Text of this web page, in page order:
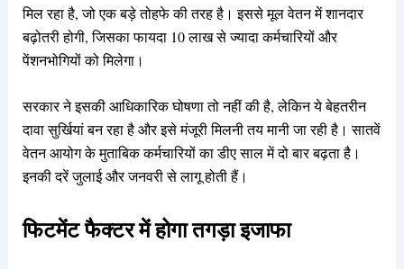
मिल रहा है, जो एक बड़े तोहफे की तरह है। इससे मूल वेतन में शानदार
बढ़ोतरी होगी, जिसका फायदा 10 लाख से ज्यादा कर्मचारियों और
पेंशनभोगियों को मिलेगा।
सरकार ने इसकी आधिकारिक घोषणा तो नहीं की है, लेकिन ये बेहतरीन
दावा सुर्खियां बन रहा है और इसे मंजूरी मिलनी तय मानी जा रही है। सातवें
वेतन आयोग के मुताबिक कर्मचारियों का डीए साल में दो बार बढ़ता है।
इनकी दरें जुलाई और जनवरी से लागू होती हैं।
फिटमेंट फैक्टर में होगा तगड़ा इजाफा